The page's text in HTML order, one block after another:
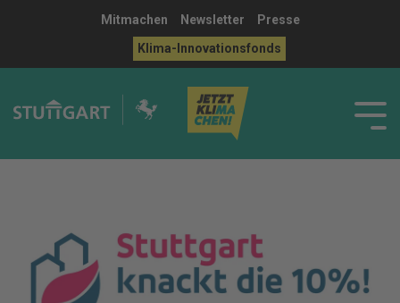
Mitmachen Newsletter
Presse
Klima-Innovationsfonds